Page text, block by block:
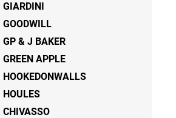
GIARDINI
GOODWILL
GP & J BAKER
GREEN APPLE
HOOKEDONWALLS
HOULES
CHIVASSO